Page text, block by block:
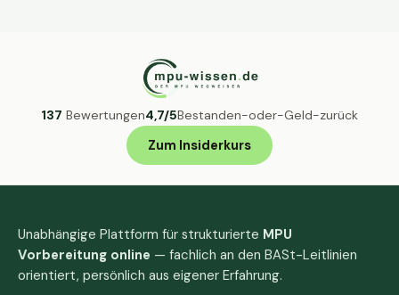
137 Bewertungen4,7/5Bestanden-oder-Geld-zurück
Zum Insiderkurs
Unabhängige Plattform für strukturierte MPU
Vorbereitung online — fachlich an den BASt-Leitlinien
orientiert, persönlich aus eigener Erfahrung.